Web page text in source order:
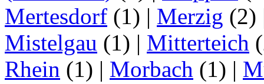
Mertesdorf (1) | Merzig (2)
Mistelgau (1) | Mitterteich
Rhein (1) | Morbach (1) |